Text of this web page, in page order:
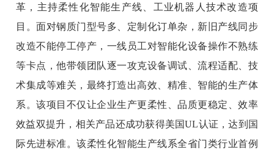
革，主持柔性化智能生产线、工业机器人技术改造项
目。面对钢质门型号多、定制化订单杂，新旧产线同步
改造不能停工停产，一线员工对智能化设备操作不熟练
等卡点，他带领团队逐一攻克设备调试、流程适配、技
术集成等难关，最终打造出高效、精准、智能的生产体
系。该项目不仅让企业生产更柔性、品质更稳定、效率
效益双提升，相关产品还成功获得美国UL认证，达到国
际先进标准。该柔性化智能生产线系全省门类行业首例